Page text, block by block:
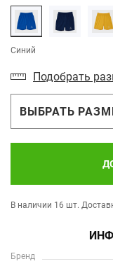
Синий
Подобрать
ВЫБРАТЬ
В наличии 16 шт.
Бренд